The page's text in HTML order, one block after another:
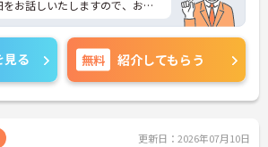
をお話しいたしますので、お気
。
見る 無料 紹介してもらう
更新日：2026年07月10日